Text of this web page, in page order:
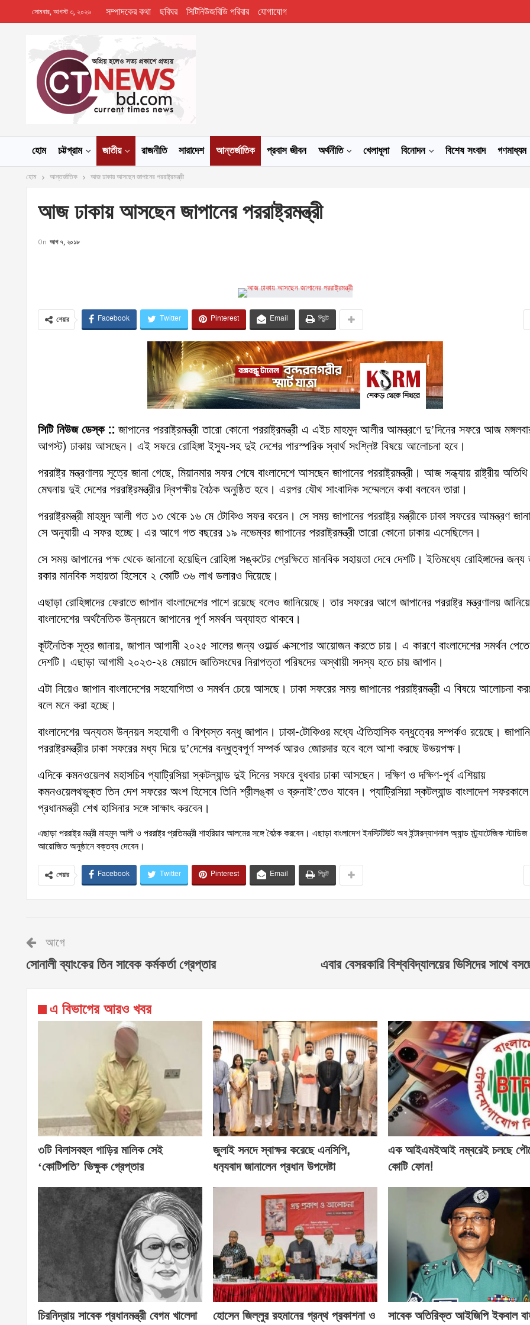
সোমবার, আগস্ট ৩, ২০২৬ সম্পাদকের কথা ছবিঘর সিটিনিউজবিডি পরিবার যোগাযোগ
হোম চট্টগ্রাম জাতীয় রাজনীতি সারাদেশ আন্তর্জাতিক প্রবাস জীবন অর্থনীতি খেলাধূলা বিনোদন বিশেষ সংবাদ গণমাধ্যম
হোম আন্তর্জাতিক আজ ঢাকায় আসছেন জাপানের পররাষ্ট্রমন্ত্রী
আজ ঢাকায় আসছেন জাপানের পররাষ্ট্রমন্ত্রী
On আগ ৭, ২০১৮
শেয়ার Facebook Twitter Pinterest Email প্রিন্ট
সিটি নিউজ ডেস্ক :: জাপানের পররাষ্ট্রমন্ত্রী তারো কোনো পররাষ্ট্রমন্ত্রী এ এইচ মাহমুদ আলীর আমন্ত্রণে দু’দিনের সফরে আজ
আগস্ট) ঢাকায় আসছেন। এই সফরে রোহিঙ্গা ইস্যু-সহ দুই দেশের পারস্পরিক স্বার্থ সংশ্লিষ্ট বিষয়ে আলোচনা হবে।
পররাষ্ট্র মন্ত্রণালয় সূত্রে জানা গেছে, মিয়ানমার সফর শেষে বাংলাদেশে আসছেন জাপানের পররাষ্ট্রমন্ত্রী। আজ সন্ধ্যায় রাষ্ট্রীয়
মেঘনায় দুই দেশের পররাষ্ট্রমন্ত্রীর দ্বিপক্ষীয় বৈঠক অনুষ্ঠিত হবে। এরপর যৌথ সাংবাদিক সম্মেলনে কথা বলবেন তারা।
পররাষ্ট্রমন্ত্রী মাহমুদ আলী গত ১৩ থেকে ১৬ মে টোকিও সফর করেন। সে সময় জাপানের পররাষ্ট্র মন্ত্রীকে ঢাকা সফরের আমন্ত্রণ
সে অনুযায়ী এ সফর হচ্ছে। এর আগে গত বছরের ১৯ নভেম্বর জাপানের পররাষ্ট্রমন্ত্রী তারো কোনো ঢাকায় এসেছিলেন।
সে সময় জাপানের পক্ষ থেকে জানানো হয়েছিল রোহিঙ্গা সঙ্কটের প্রেক্ষিতে মানবিক সহায়তা দেবে দেশটি। ইতিমধ্যে রোহিঙ্গাদের জন্য
রকার মানবিক সহায়তা হিসেবে ২ কোটি ৩৬ লাখ ডলারও দিয়েছে।
এছাড়া রোহিঙ্গাদের ফেরাতে জাপান বাংলাদেশের পাশে রয়েছে বলেও জানিয়েছে। তার সফরের আগে জাপানের পররাষ্ট্র মন্ত্রণালয়
বাংলাদেশের অর্থনৈতিক উন্নয়নে জাপানের পূর্ণ সমর্থন অব্যাহত থাকবে।
কূটনৈতিক সূত্র জানায়, জাপান আগামী ২০২৫ সালের জন্য ওয়ার্ল্ড এক্সপোর আয়োজন করতে চায়। এ কারণে বাংলাদেশের সমর্থন
দেশটি। এছাড়া আগামী ২০২৩-২৪ মেয়াদে জাতিসংঘের নিরাপত্তা পরিষদের অস্থায়ী সদস্য হতে চায় জাপান।
এটা নিয়েও জাপান বাংলাদেশের সহযোগিতা ও সমর্থন চেয়ে আসছে। ঢাকা সফরের সময় জাপানের পররাষ্ট্রমন্ত্রী এ বিষয়ে আলোচনা
বলে মনে করা হচ্ছে।
বাংলাদেশের অন্যতম উন্নয়ন সহযোগী ও বিশ্বস্ত বন্ধু জাপান। ঢাকা-টোকিওর মধ্যে ঐতিহাসিক বন্ধুত্বের সম্পর্কও রয়েছে। জাপানি
পররাষ্ট্রমন্ত্রীর ঢাকা সফরের মধ্য দিয়ে দু’দেশের বন্ধুত্বপূর্ণ সম্পর্ক আরও জোরদার হবে বলে আশা করছে উভয়পক্ষ।
এদিকে কমনওয়েলথ মহাসচিব প্যাট্রিসিয়া স্কটল্যান্ড দুই দিনের সফরে বুধবার ঢাকা আসছেন। দক্ষিণ ও দক্ষিণ-পূর্ব এশিয়ায়
কমনওয়েলথভুক্ত তিন দেশ সফরের অংশ হিসেবে তিনি শ্রীলঙ্কা ও ব্রুনাই’তেও যাবেন। প্যাট্রিসিয়া স্কটল্যান্ড বাংলাদেশ সফরকালে
প্রধানমন্ত্রী শেখ হাসিনার সঙ্গে সাক্ষাৎ করবেন।
এছাড়া পররাষ্ট্র মন্ত্রী মাহমুদ আলী ও পররাষ্ট্র প্রতিমন্ত্রী শাহরিয়ার আলমের সঙ্গে বৈঠক করবেন। এছাড়া বাংলাদেশ ইনস্টিটিউট অব ইন্টারন্যাশনাল অ্যান্ড স্ট্র্যাটেজিক স্টাডিজ
আয়োজিত অনুষ্ঠানে বক্তব্য দেবেন।
শেয়ার Facebook Twitter Pinterest Email প্রিন্ট
আগে
সোনালী ব্যাংকের তিন সাবেক কর্মকর্তা গ্রেপ্তার এবার বেসরকারি বিশ্ববিদ্যালয়ের ভিসিদের সাথে
এ বিভাগের আরও খবর
৩টি বিলাসবহুল গাড়ির মালিক সেই
‘কোটিপতি’ ভিক্ষুক গ্রেপ্তার
জুলাই সনদে স্বাক্ষর করেছে এনসিপি,
ধন‍্যবাদ জানালেন প্রধান উপদেষ্টা
এক আইএমইআই নম্বরেই চলছে
কোটি ফোন!
চিরনিদ্রায় সাবেক প্রধানমন্ত্রী বেগম খালেদা
হোসেন জিল্লুর রহমানের গ্রন্থ প্রকাশনা ও
সাবেক অতিরিক্ত আইজিপি ইকবাল